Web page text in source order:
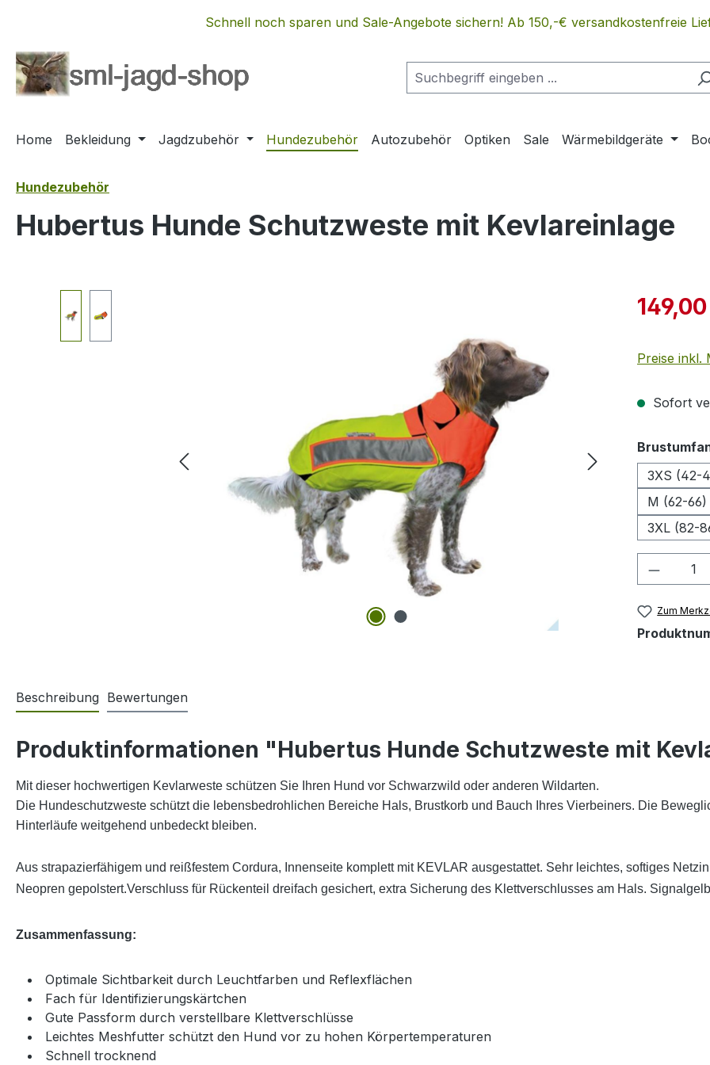
Zur Hauptnavigation springenSchnell noch sparen und Sale-Angebote sichern! Ab 150,-€ versandkostenfreie
Home Bekleidung Jagdzubehör Hundezubehör Autozubehör Optiken Sale Wärmebildgeräte
Hundezubehör
Hubertus Hunde Schutzweste mit Kevlareinlage
Preise inkl.
Sofort
3XS (42-
M (62-66)
3XL (82-
Zum
Beschreibung Bewertungen
Produktinformationen "Hubertus Hunde Schutzweste mit
Mit dieser hochwertigen Kevlarweste schützen Sie Ihren Hund vor Schwarzwild oder anderen Wildarten.
Die Hundeschutzweste schützt die lebensbedrohlichen Bereiche Hals, Brustkorb und Bauch Ihres Vierbeiners. Die
Hinterläufe weitgehend unbedeckt bleiben.
Aus strapazierfähigem und reißfestem Cordura, Innenseite komplett mit KEVLAR ausgestattet. Sehr leichtes, softiges
Neopren gepolstert.Verschluss für Rückenteil dreifach gesichert, extra Sicherung des Klettverschlusses am Hals.
Zusammenfassung:
Optimale Sichtbarkeit durch Leuchtfarben und Reflexflächen
Fach für Identifizierungskärtchen
Gute Passform durch verstellbare Klettverschlüsse
Leichtes Meshfutter schützt den Hund vor zu hohen Körpertemperaturen
Schnell trocknend